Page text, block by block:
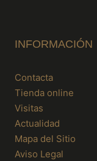
INFORMACIÓN
Contacta
Tienda online
Visitas
Actualidad
Mapa del Sitio
Aviso Legal